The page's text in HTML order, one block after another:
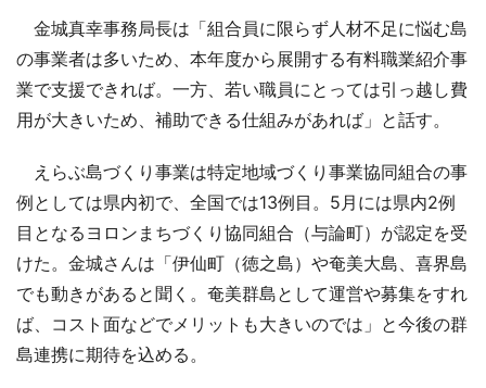
金城真幸事務局長は「組合員に限らず人材不足に悩む島
の事業者は多いため、本年度から展開する有料職業紹介事
業で支援できれば。一方、若い職員にとっては引っ越し費
用が大きいため、補助できる仕組みがあれば」と話す。
えらぶ島づくり事業は特定地域づくり事業協同組合の事
例としては県内初で、全国では13例目。5月には県内2例
目となるヨロンまちづくり協同組合（与論町）が認定を受
けた。金城さんは「伊仙町（徳之島）や奄美大島、喜界島
でも動きがあると聞く。奄美群島として運営や募集をすれ
ば、コスト面などでメリットも大きいのでは」と今後の群
島連携に期待を込める。